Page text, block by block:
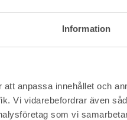
Information
anpassa innehållet och
Vi vidarebefordrar även
som vi